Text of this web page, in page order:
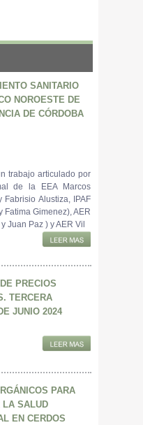
SANITARIO
NOROESTE DE
DE CÓRDOBA
trabajo articulado por
de la EEA Marcos
Alustiza, IPAF
Fatima Gimenez), AER
Juan Paz ) y AER Vil
PRECIOS
TERCERA
JUNIO 2024
PARA
LA SALUD
EN CERDOS